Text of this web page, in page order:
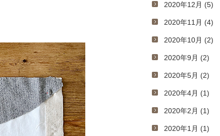
2020年12月 (5)
2020年11月 (4)
2020年10月 (2)
2020年9月 (2)
2020年5月 (2)
2020年4月 (1)
2020年2月 (1)
2020年1月 (1)